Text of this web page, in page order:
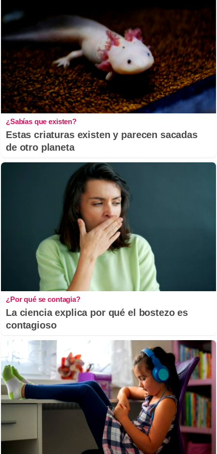
¿Sabías que existen?
Estas criaturas existen y parecen sacadas
de otro planeta
¿Por qué se contagia?
La ciencia explica por qué el bostezo es
contagioso